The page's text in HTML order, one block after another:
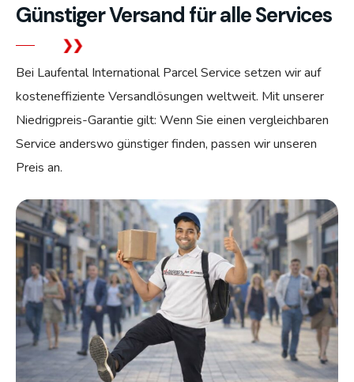
Günstiger Versand für alle Services
Bei Laufental International Parcel Service setzen wir auf
kosteneffiziente Versandlösungen weltweit. Mit unserer
Niedrigpreis-Garantie gilt: Wenn Sie einen vergleichbaren
Service anderswo günstiger finden, passen wir unseren
Preis an.